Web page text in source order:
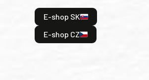
E-shop SK
E-shop CZ